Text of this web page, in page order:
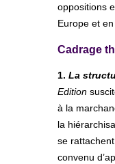
oppositions
Europe et en
Cadrage
1. La
Edition
à la
la
se
convenu